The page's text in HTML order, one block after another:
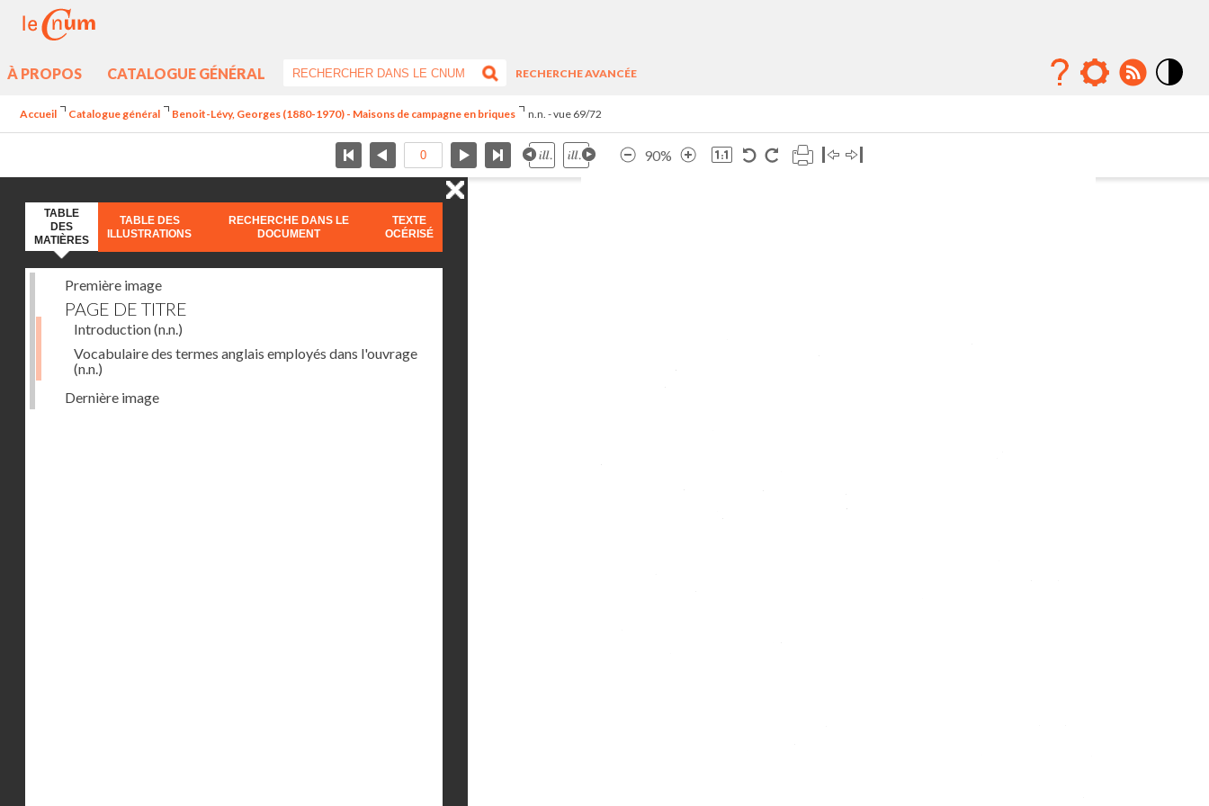
À PROPOS CATALOGUE GÉNÉRAL
RECHERCHE AVANCÉE
Accueil Catalogue général Benoit-Lévy, Georges (1880-1970) - Maisons de campagne en briques n.n. - vue 69/72
90%
TABLE
DES
MATIÈRES
TABLE DES
ILLUSTRATIONS
RECHERCHE DANS LE
DOCUMENT
TEXTE
OCÉRISÉ
Première image
PAGE DE TITRE
Introduction(n.n.)
Vocabulaire des termes anglais employés dans l'ouvrage
(n.n.)
Dernière image